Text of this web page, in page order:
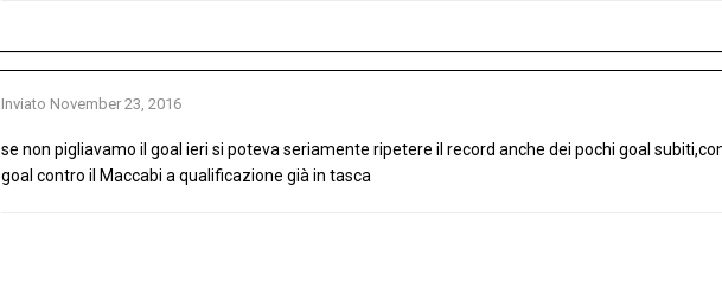
Inviato November 23, 2016
se non pigliavamo il goal ieri si poteva seriamente ripetere il record anche dei pochi goal
goal contro il Maccabi a qualificazione già in tasca